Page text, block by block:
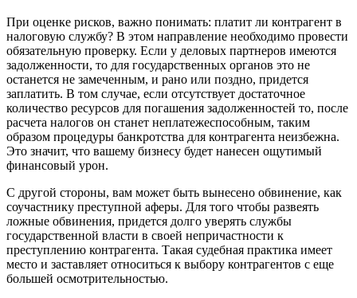
При оценке рисков, важно понимать: платит ли контрагент в
налоговую службу? В этом направление необходимо провести
обязательную проверку. Если у деловых партнеров имеются
задолженности, то для государственных органов это не
останется не замеченным, и рано или поздно, придется
заплатить. В том случае, если отсутствует достаточное
количество ресурсов для погашения задолженностей то, после
расчета налогов он станет неплатежеспособным, таким
образом процедуры банкротства для контрагента неизбежна.
Это значит, что вашему бизнесу будет нанесен ощутимый
финансовый урон.
С другой стороны, вам может быть вынесено обвинение, как
соучастнику преступной аферы. Для того чтобы развеять
ложные обвинения, придется долго уверять службы
государственной власти в своей непричастности к
преступлению контрагента. Такая судебная практика имеет
место и заставляет относиться к выбору контрагентов с еще
большей осмотрительностью.